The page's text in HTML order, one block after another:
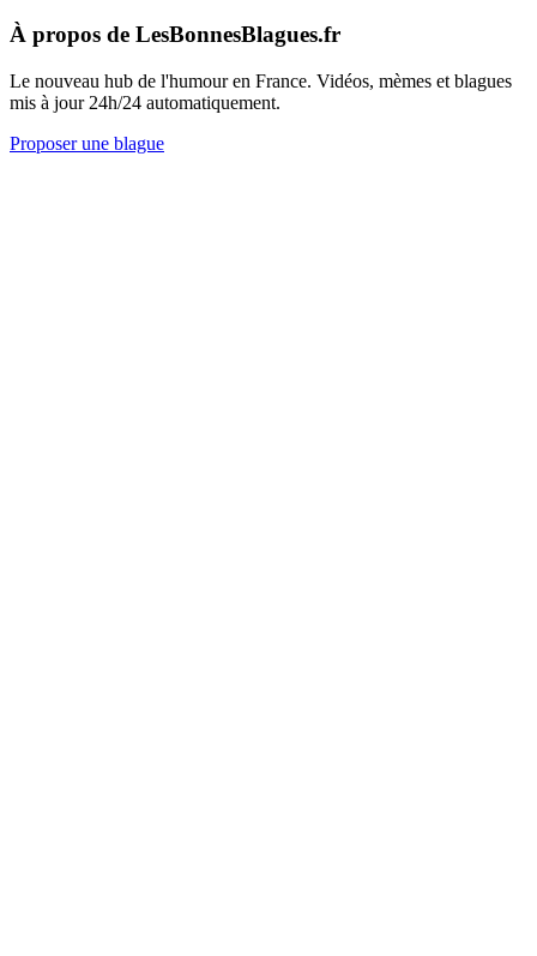
À propos de LesBonnesBlagues.fr
Le nouveau hub de l'humour en France. Vidéos, mèmes et blagues
mis à jour 24h/24 automatiquement.
Proposer une blague